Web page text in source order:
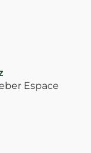
Espace